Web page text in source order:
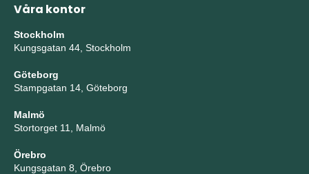
Våra kontor
Stockholm
Kungsgatan 44, Stockholm
Göteborg
Stampgatan 14, Göteborg
Malmö
Stortorget 11, Malmö
Örebro
Kungsgatan 8, Örebro